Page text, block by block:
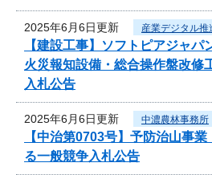
2025年6月6日更新 産業デジタル推
【建設工事】ソフトピアジャパ
火災報知設備・総合操作盤改修
入札公告
2025年6月6日更新 中濃農林事務所
【中治第0703号】予防治山
る一般競争入札公告